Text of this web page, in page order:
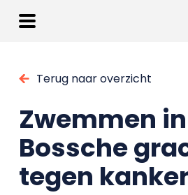
Terug naar overzicht
Zwemmen
Bossche
tegen